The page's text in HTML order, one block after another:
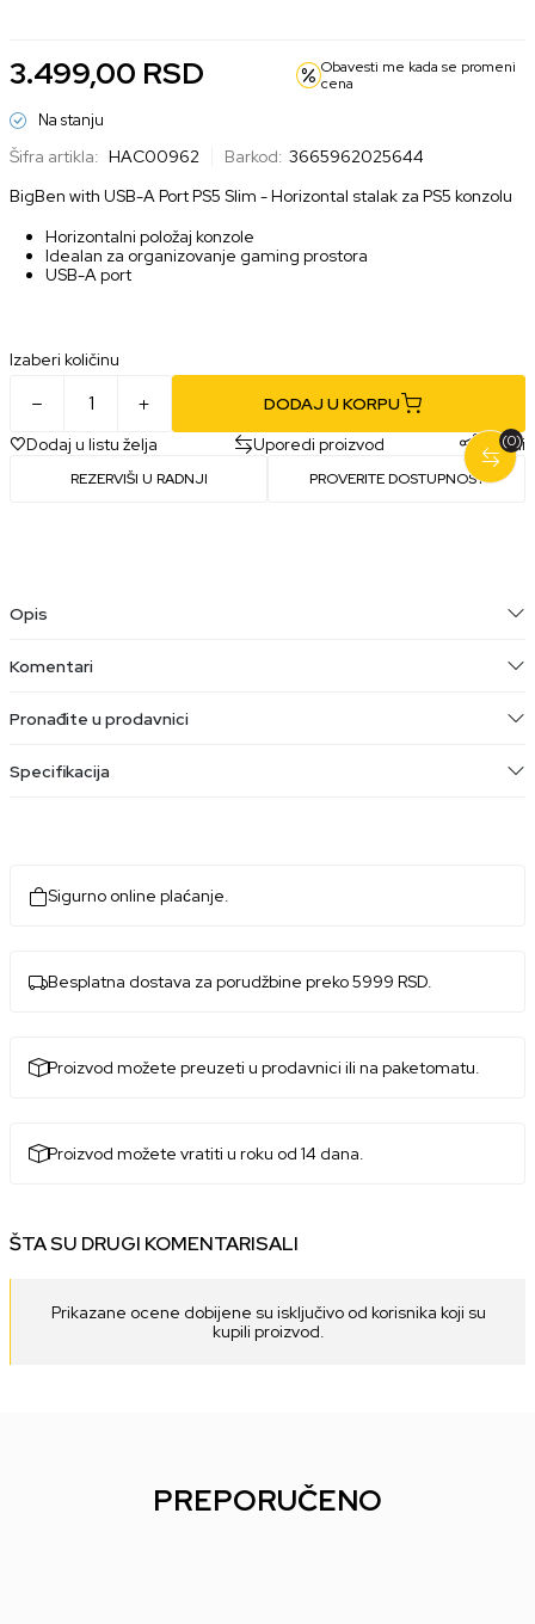
3.499,00 RSD
Obavesti me kada se promeni
cena
Na stanju
Šifra artikla: HAC00962 Barkod: 3665962025644
BigBen with USB-A Port PS5 Slim - Horizontal stalak za PS5 konzolu
Horizontalni položaj konzole
Idealan za organizovanje gaming prostora
USB-A port
Izaberi količinu
DODAJ U KORPU
Dodaj u listu želja
Uporedi proizvod Podeli
REZERVIŠI U RADNJI PROVERITE DOSTUPNOST
(0)
Opis
Komentari
Pronađite u prodavnici
Specifikacija
Sigurno online plaćanje.
Besplatna dostava za porudžbine preko 5999 RSD.
Proizvod možete preuzeti u prodavnici ili na paketomatu.
Proizvod možete vratiti u roku od 14 dana.
ŠTA SU DRUGI KOMENTARISALI
Prikazane ocene dobijene su isključivo od korisnika koji su
kupili proizvod.
PREPORUČENO